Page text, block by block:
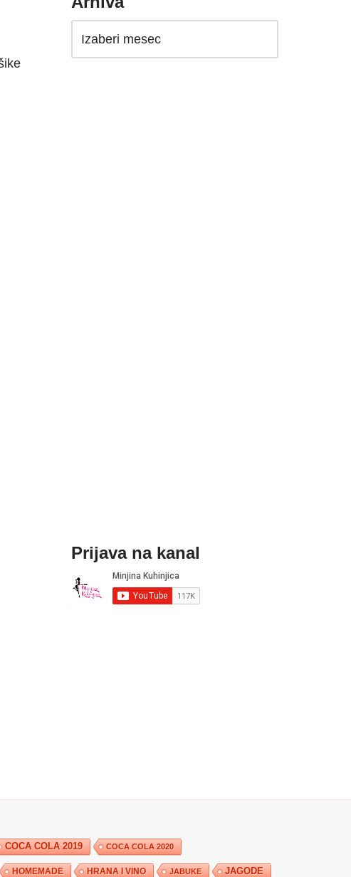
Prijava na kanal
COCA COLA 2019 COCA COLA 2020
HOMEMADE HRANA I VINO JABUKE JAGODE